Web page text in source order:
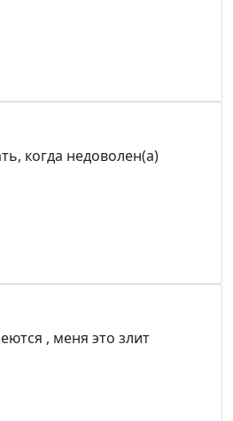
когда недоволен(а)
, меня это злит